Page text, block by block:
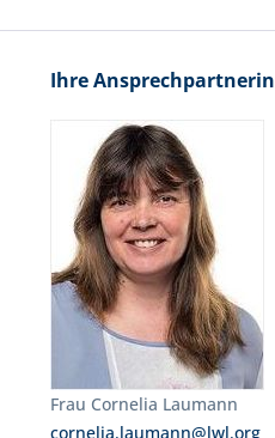
Ihre Ansprechpartnerin
Frau Cornelia Laumann
cornelia.laumann@lwl.org